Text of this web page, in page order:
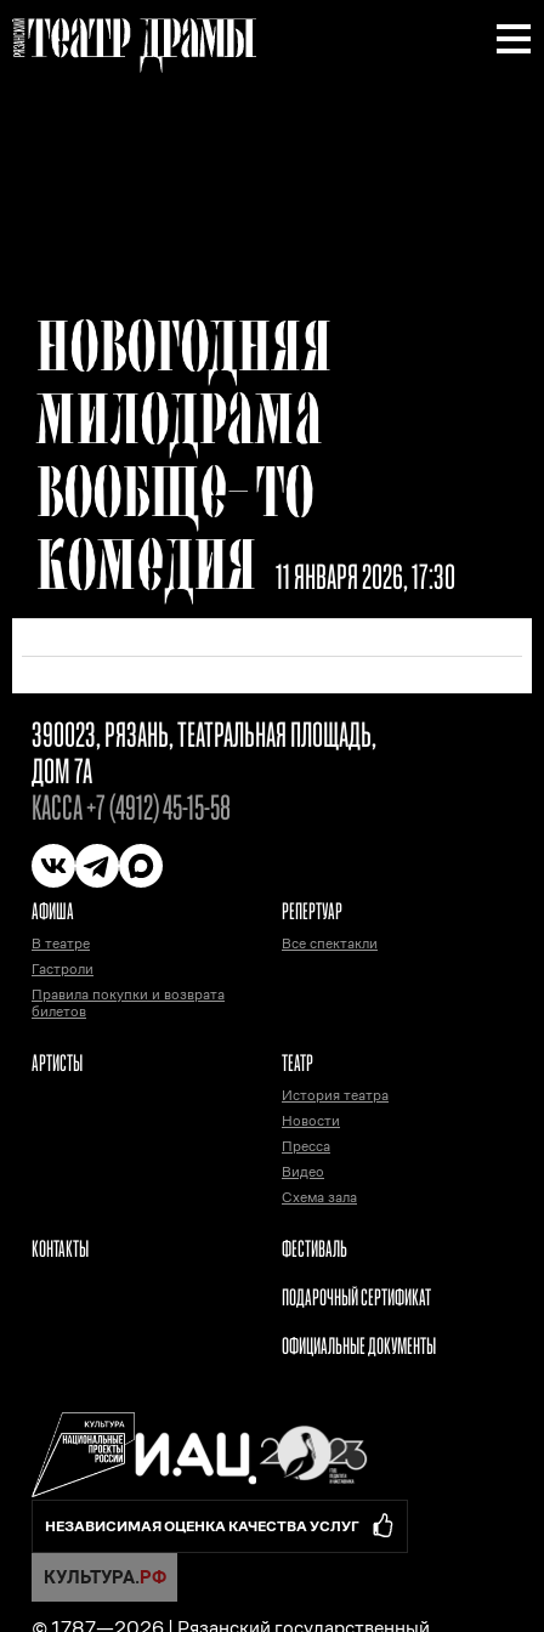
НОВОГОДНЯЯ
МИЛОДРАМА
ВООБЩЕ-ТО
КОМЕДИЯ 11 ЯНВАРЯ 2026, 17:30
390023, РЯЗАНЬ, ТЕАТРАЛЬНАЯ ПЛОЩАДЬ,
ДОМ 7А
КАССА+7 (4912) 45-15-58
АФИША
В театре
Гастроли
Правила покупки и возврата
билетов
РЕПЕРТУАР
Все спектакли
АРТИСТЫ ТЕАТР
История театра
Новости
Пресса
Видео
Схема зала
КОНТАКТЫ
ФЕСТИВАЛЬ
ПОДАРОЧНЫЙ СЕРТИФИКАТ
ОФИЦИАЛЬНЫЕ ДОКУМЕНТЫ
НЕЗАВИСИМАЯ ОЦЕНКА КАЧЕСТВА УСЛУГ
© 1787—2026 Рязанский государственный